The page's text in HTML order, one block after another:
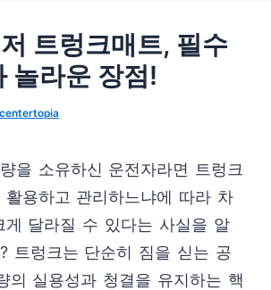
트렁크매트, 필수
놀라운 장점!
centertopia
을 소유하신 운전자라면 트렁크
활용하고 관리하느냐에 따라 차
게 달라질 수 있다는 사실을 알
트렁크는 단순히 짐을 싣는 공
의 실용성과 청결을 유지하는 핵